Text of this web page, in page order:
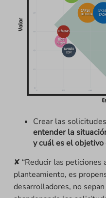
Crear las
entender la
y cuál es el
✘ “Reducir las peticiones
planteamiento, es
desarrolladores, no